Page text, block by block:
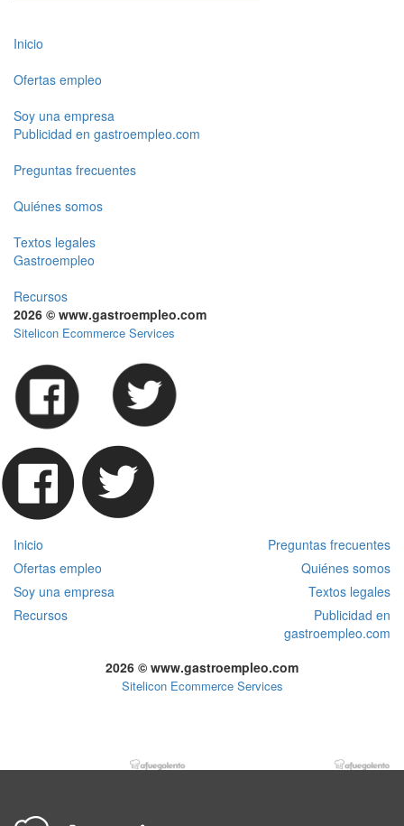
Inicio
Ofertas empleo
Soy una empresa
Publicidad en gastroempleo.com
Preguntas frecuentes
Quiénes somos
Textos legales
Gastroempleo
Recursos
2026 © www.gastroempleo.com
Sitelicon Ecommerce Services
Inicio
Preguntas frecuentes
Ofertas empleo
Quiénes somos
Soy una empresa
Textos legales
Recursos
Publicidad en
gastroempleo.com
2026 © www.gastroempleo.com
Sitelicon Ecommerce Services